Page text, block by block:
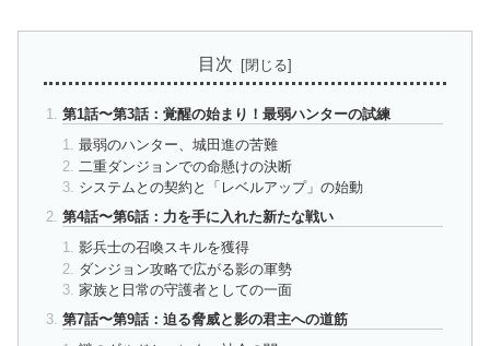
目次
第1話〜第3話：覚醒の始まり！最弱ハンターの試練
最弱のハンター、城田進の苦難
二重ダンジョンでの命懸けの決断
システムとの契約と「レベルアップ」の始動
第4話〜第6話：力を手に入れた新たな戦い
影兵士の召喚スキルを獲得
ダンジョン攻略で広がる影の軍勢
家族と日常の守護者としての一面
第7話〜第9話：迫る脅威と影の君主への道筋